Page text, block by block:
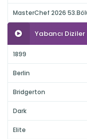
MasterChef 2026
Yabancı Diziler
1899
Berlin
Bridgerton
Dark
Elite